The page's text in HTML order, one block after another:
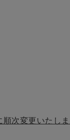
次変更いたしま